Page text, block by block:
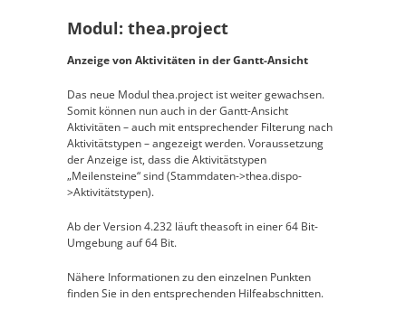
Modul: thea.project
Anzeige von Aktivitäten in der Gantt-Ansicht
Das neue Modul thea.project ist weiter gewachsen.
Somit können nun auch in der Gantt-Ansicht
Aktivitäten – auch mit entsprechender Filterung nach
Aktivitätstypen – angezeigt werden. Voraussetzung
der Anzeige ist, dass die Aktivitätstypen
„Meilensteine“ sind (Stammdaten->thea.dispo-
>Aktivitätstypen).
Ab der Version 4.232 läuft theasoft in einer 64 Bit-
Umgebung auf 64 Bit.
Nähere Informationen zu den einzelnen Punkten
finden Sie in den entsprechenden Hilfeabschnitten.